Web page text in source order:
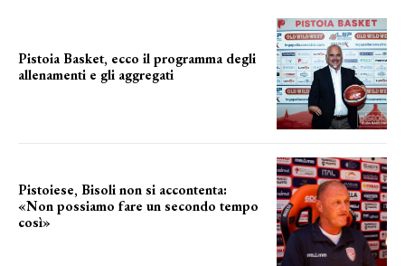
Pistoia Basket, ecco il programma degli
allenamenti e gli aggregati
Pistoiese, Bisoli non si accontenta:
«Non possiamo fare un secondo tempo
così»